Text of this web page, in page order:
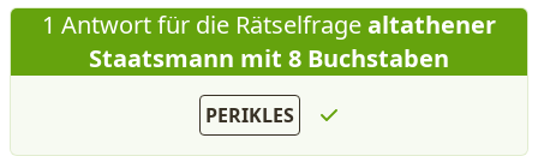
1 Antwort für die Rätselfragealtathener
Staatsmann mit 8 Buchstaben
PERIKLES